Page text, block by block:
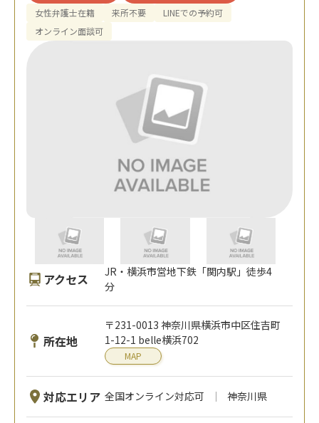
女性弁護士在籍 来所不要
LINEでの予約可
オンライン面談可
アクセス
JR・横浜市営地下鉄「関内駅」徒歩4
分
所在地
〒231-0013 神奈川県横浜市中区住吉町
1-12-1 belle横浜702
MAP
対応エリア 全国オンライン対応可 神奈川県